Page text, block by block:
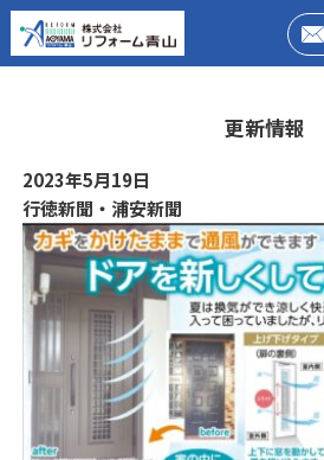
更新情報
2023年5月19日
行徳新聞・浦安新聞